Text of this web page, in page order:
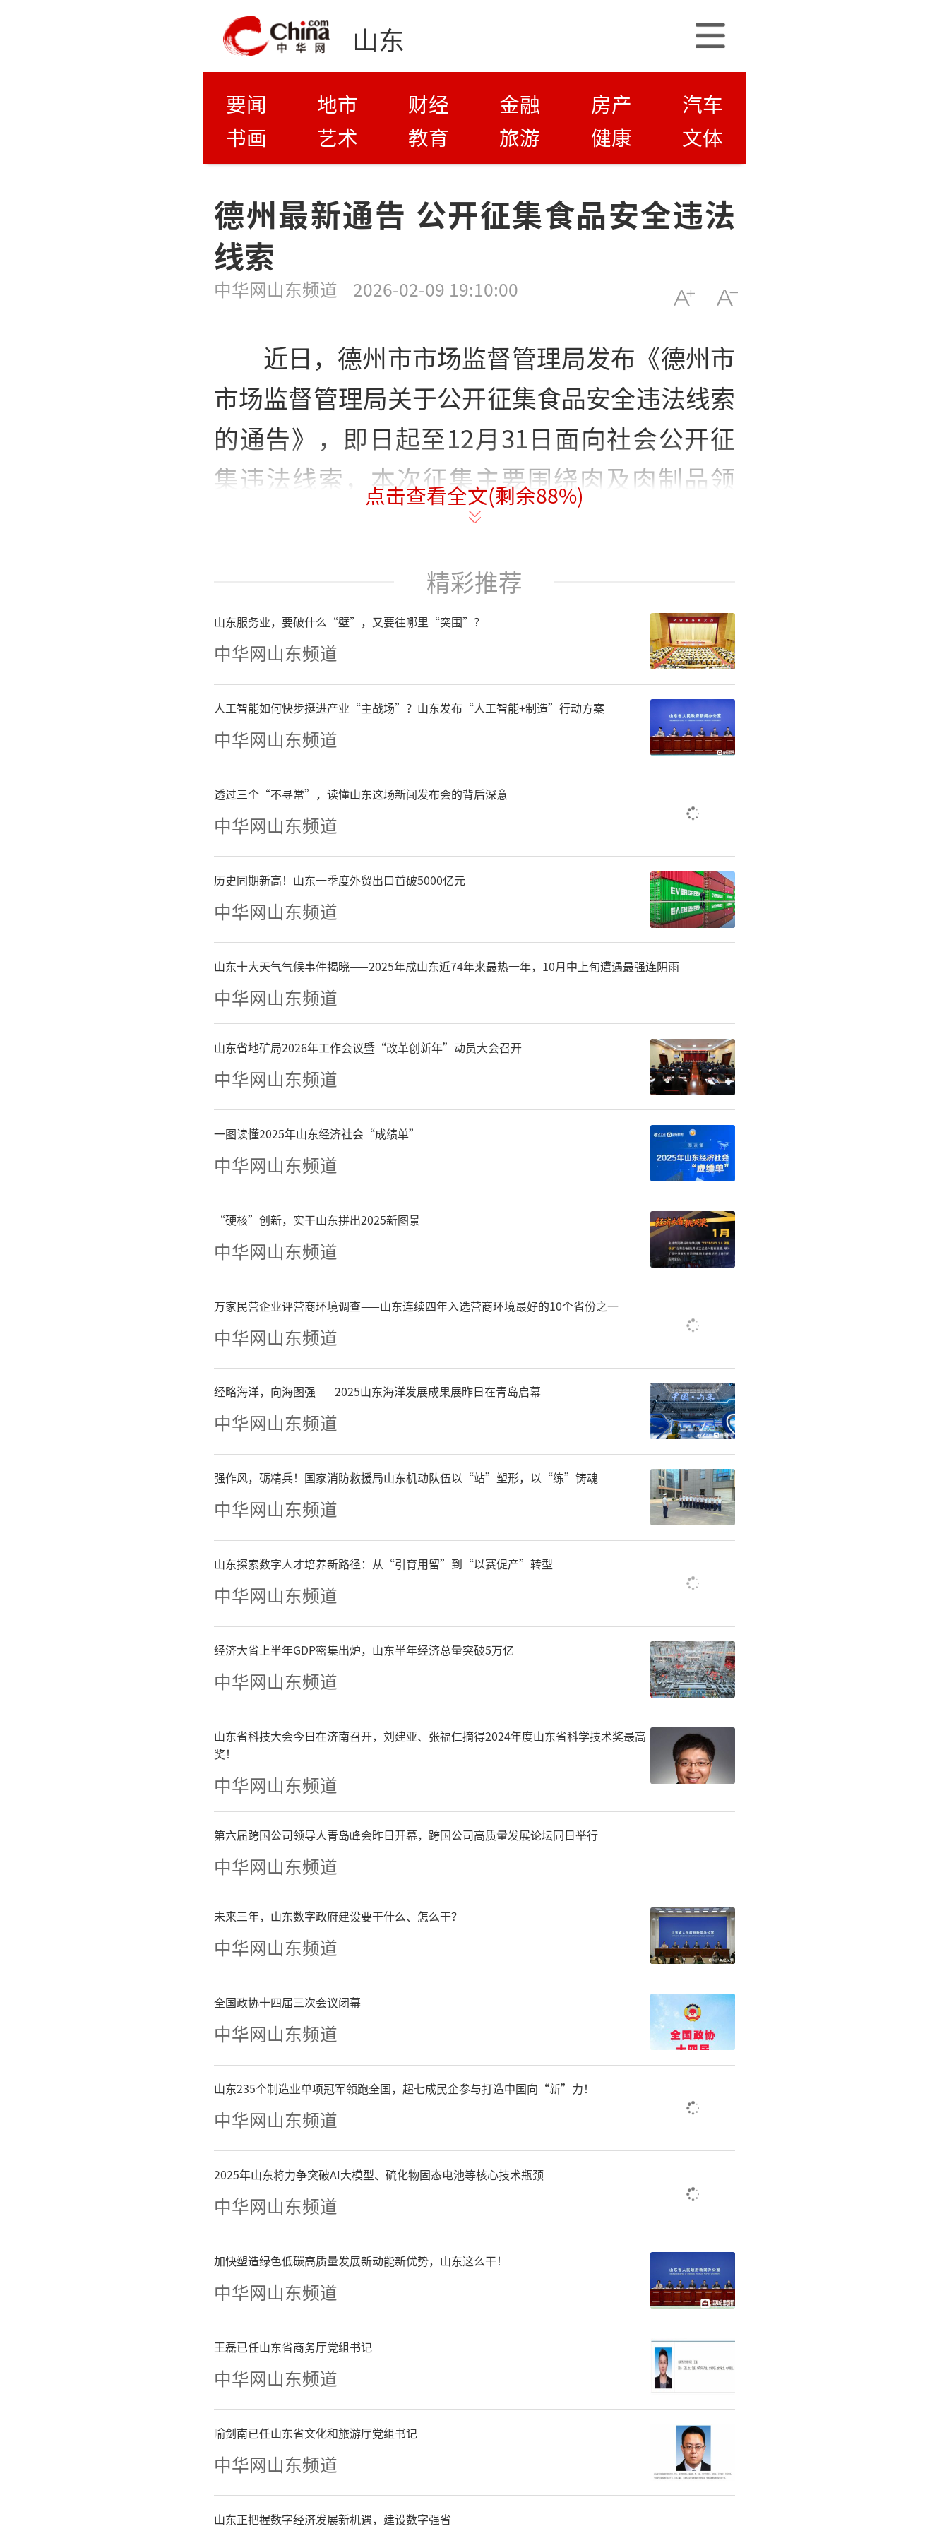
山东
要闻 地市 财经 金融 房产
汽车
书画
艺术 教育 旅游 健康 文体
德州最新通告 公开征集食品安全违法
线索
中华网山东频道 2026-02-09 19:10:00
近日，德州市市场监督管理局发布《德州市
市场监督管理局关于公开征集食品安全违法线索
的通告》，即日起至12月31日面向社会公开征
集违法线索，本次征集主要围绕肉及肉制品领
域、保健类食品领域、网络订餐领域等重点违法
01肉及肉制品领域
主要征集非法将狐狸、貂、貉等非食用动物
用于食品用途；采购、销售、生产加工来源不
明、未经检验检疫或检验检疫不合格的肉类；牛
（羊、驴）肉制品掺假掺杂，标签配料表不如实
标注所用原料肉、食品添加剂；肉及肉制品虚假
宣传、违法广告。
02保健类食品领域
征集保健食品中非法添加药物成分或其他非
食用物质；普通食品中非法添加药物成分、只可
用于保健食品原料或其他非食用物质；利用网
络、会议营销、直播等方式进行虚假宣传；保健
食品标签、说明书标注注册或保健功能目录以外
保健功能、疾病预防治疗作用；普通食品声称有
减肥、壮阳、缓解体力疲劳等功能、疾病预防治
疗作用；未经审查发布保健食品广告，或发布虚
假保健类食品广告；黑窝点非法生产经营保健类
食品。
03网络订餐领域
征集无合法经营资质入网经营；经营场所与
许可地址不一致；未按许可证载明的主体业态、
经营项目从事经营活动；经营场所环境脏乱差；
加工操作不规范；非法添加非食用物质；使用不
符合食品安全国家标准的食品级包装材料、容器
和餐具；未使用“食安封签”或未对食材进行密
封。
欢迎社会各界积极参与食品安全违法线索征
集，受理电话12315（消费者投诉举报热线）、
12345（政务服务热线）。为使所反映的问题能
够得到及时有效的处理，请详细说明问题线索发
生的时间、地点、主要情况、主要事由、相关证
据及联系方式，保证内容要真实、客观、具体。
（记者/袁明慧
点击查看全文(剩余88%)
精彩推荐
山东服务业，要破什么“壁”，又要往哪里“突围”？
中华网山东频道
人工智能如何快步挺进产业“主战场”？山东发布“人工智能+制造”行动方案
中华网山东频道
透过三个“不寻常”，读懂山东这场新闻发布会的背后深意
中华网山东频道
历史同期新高！山东一季度外贸出口首破5000亿元
中华网山东频道
山东十大天气气候事件揭晓——2025年成山东近74年来最热一年，10月中上旬遭遇最强连阴雨
中华网山东频道
山东省地矿局2026年工作会议暨“改革创新年”动员大会召开
中华网山东频道
一图读懂2025年山东经济社会“成绩单”
中华网山东频道
“硬核”创新，实干山东拼出2025新图景
中华网山东频道
万家民营企业评营商环境调查——山东连续四年入选营商环境最好的10个省份之一
中华网山东频道
经略海洋，向海图强——2025山东海洋发展成果展昨日在青岛启幕
中华网山东频道
强作风，砺精兵！国家消防救援局山东机动队伍以“站”塑形，以“练”铸魂
中华网山东频道
山东探索数字人才培养新路径：从“引育用留”到“以赛促产”转型
中华网山东频道
经济大省上半年GDP密集出炉，山东半年经济总量突破5万亿
中华网山东频道
山东省科技大会今日在济南召开，刘建亚、张福仁摘得2024年度山东省科学技术奖最高
奖！
中华网山东频道
第六届跨国公司领导人青岛峰会昨日开幕，跨国公司高质量发展论坛同日举行
中华网山东频道
未来三年，山东数字政府建设要干什么、怎么干？
中华网山东频道
全国政协十四届三次会议闭幕
中华网山东频道
山东235个制造业单项冠军领跑全国，超七成民企参与打造中国向“新”力！
中华网山东频道
2025年山东将力争突破AI大模型、硫化物固态电池等核心技术瓶颈
中华网山东频道
加快塑造绿色低碳高质量发展新动能新优势，山东这么干！
中华网山东频道
王磊已任山东省商务厅党组书记
中华网山东频道
喻剑南已任山东省文化和旅游厅党组书记
中华网山东频道
山东正把握数字经济发展新机遇，建设数字强省